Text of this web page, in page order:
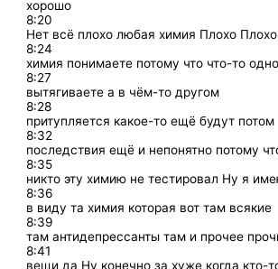
хорошо
8:20
Нет всё плохо любая химия Плохо Плохо
8:24
химия понимаете потому что что-то одно
8:27
вытягиваете а в чём-то другом
8:28
притупляется какое-то ещё будут потом
8:32
последствия ещё и непонятно потому
8:35
никто эту химию не тестировал Ну я
8:36
в виду та химия которая вот там всякие
8:39
там антидепрессанты там и прочее
8:41
вещи да Ну конечно за хуже когда кто-